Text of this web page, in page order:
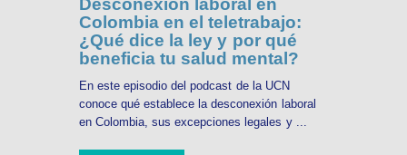
Colombia en el teletrabajo:
¿Qué dice la ley y por qué
beneficia tu salud mental?
En este episodio del podcast de la UCN
conoce qué establece la desconexión laboral
en Colombia, sus excepciones legales y ...